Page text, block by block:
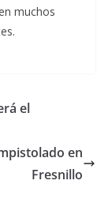
muchos
el
en
Fresnillo